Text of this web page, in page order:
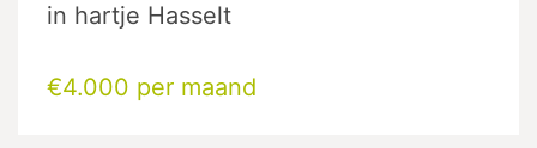
in hartje Hasselt
€4.000 per maand